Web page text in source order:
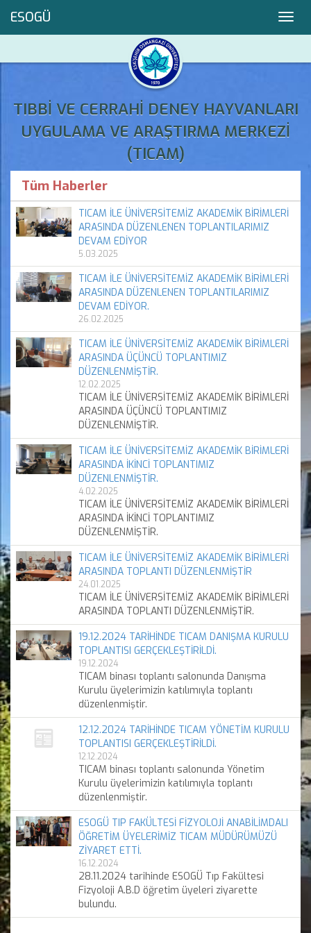
ESOGÜ
TIBBİ VE CERRAHİ DENEY HAYVANLARI
UYGULAMA VE ARAŞTIRMA MERKEZİ
(TICAM)
Tüm Haberler
TICAM İLE ÜNİVERSİTEMİZ AKADEMİK BİRİMLERİ
ARASINDA DÜZENLENEN TOPLANTILARIMIZ
DEVAM EDİYOR
5.03.2025
TICAM İLE ÜNİVERSİTEMİZ AKADEMİK BİRİMLERİ
ARASINDA DÜZENLENEN TOPLANTILARIMIZ
DEVAM EDİYOR.
26.02.2025
TICAM İLE ÜNİVERSİTEMİZ AKADEMİK BİRİMLERİ
ARASINDA ÜÇÜNCÜ TOPLANTIMIZ
DÜZENLENMİŞTİR.
12.02.2025
TICAM İLE ÜNİVERSİTEMİZ AKADEMİK BİRİMLERİ
ARASINDA ÜÇÜNCÜ TOPLANTIMIZ
DÜZENLENMİŞTİR.
TICAM İLE ÜNİVERSİTEMİZ AKADEMİK BİRİMLERİ
ARASINDA İKİNCİ TOPLANTIMIZ
DÜZENLENMİŞTİR.
4.02.2025
TICAM İLE ÜNİVERSİTEMİZ AKADEMİK BİRİMLERİ
ARASINDA İKİNCİ TOPLANTIMIZ
DÜZENLENMİŞTİR.
TICAM İLE ÜNİVERSİTEMİZ AKADEMİK BİRİMLERİ
ARASINDA TOPLANTI DÜZENLENMİŞTİR
24.01.2025
TICAM İLE ÜNİVERSİTEMİZ AKADEMİK BİRİMLERİ
ARASINDA TOPLANTI DÜZENLENMİŞTİR.
19.12.2024 TARİHİNDE TICAM DANIŞMA KURULU
TOPLANTISI GERÇEKLEŞTİRİLDİ.
19.12.2024
TICAM binası toplantı salonunda Danışma
Kurulu üyelerimizin katılımıyla toplantı
düzenlenmiştir.
12.12.2024 TARİHİNDE TICAM YÖNETİM KURULU
TOPLANTISI GERÇEKLEŞTİRİLDİ.
12.12.2024
TICAM binası toplantı salonunda Yönetim
Kurulu üyelerimizin katılımıyla toplantı
düzenlenmiştir.
ESOGÜ TIP FAKÜLTESİ FİZYOLOJİ ANABİLİMDALI
ÖĞRETİM ÜYELERİMİZ TICAM MÜDÜRÜMÜZÜ
ZİYARET ETTİ.
16.12.2024
28.11.2024 tarihinde ESOGÜ Tıp Fakültesi
Fizyoloji A.B.D öğretim üyeleri ziyarette
bulundu.